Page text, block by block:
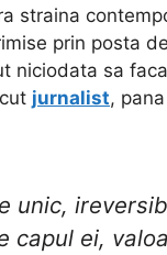
straina
prin posta
niciodata sa
jurnalist,
unic,
capul ei,